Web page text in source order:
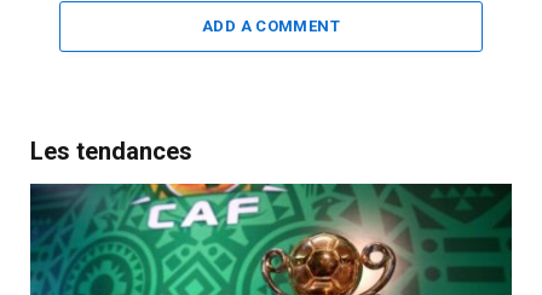
ADD A COMMENT
Les tendances